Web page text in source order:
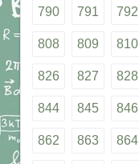
790 791 792
808 809 810
826 827 828
844 845 846
862 863 864